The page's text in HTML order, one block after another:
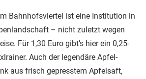
Bahnhofsviertel ist eine Institution in
– nicht zuletzt wegen
Für 1,30 Euro gibt’s hier ein 0,25-
Auch der legendäre Apfel-
aus frisch gepresstem Apfelsaft,